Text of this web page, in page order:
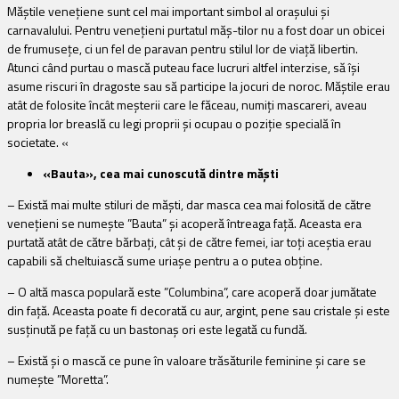
Măștile venețiene sunt cel mai important simbol al orașului și
carnavalului. Pentru venețieni purtatul măș-tilor nu a fost doar un obicei
de frumusețe, ci un fel de paravan pentru stilul lor de viață libertin.
Atunci când purtau o mască puteau face lucruri altfel interzise, să își
asume riscuri în dragoste sau să participe la jocuri de noroc. Măștile erau
atât de folosite încât meșterii care le făceau, numiți mascareri, aveau
propria lor breaslă cu legi proprii și ocupau o poziție specială în
societate. «
«Bauta», cea mai cunoscută dintre măști
– Există mai multe stiluri de măști, dar masca cea mai folosită de către
venețieni se numește ”Bauta” și acoperă întreaga față. Aceasta era
purtată atât de către bărbați, cât și de către femei, iar toți aceștia erau
capabili să cheltuiască sume uriașe pentru a o putea obține.
– O altă masca populară este ”Columbina”, care acoperă doar jumătate
din față. Aceasta poate fi decorată cu aur, argint, pene sau cristale și este
susținută pe față cu un bastonaș ori este legată cu fundă.
– Există și o mască ce pune în valoare trăsăturile feminine și care se
numește ”Moretta”.